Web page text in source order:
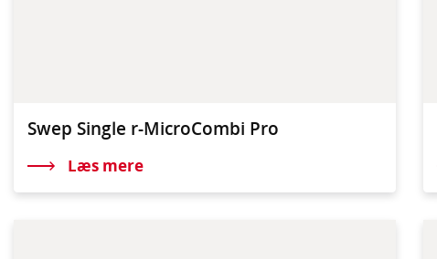
Swep Single r-MicroCombi Pro
Læs mere